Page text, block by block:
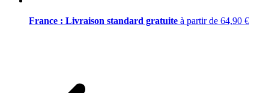
France : Livraison standard gratuite à partir de 64,90 €